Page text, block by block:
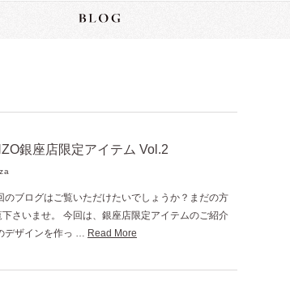
銀座店限定アイテム Vol.2
のブログはご覧いただけたいでしょうか？まだの方
さいませ。 今回は、銀座店限定アイテムのご紹介
デザインを作っ … Read More